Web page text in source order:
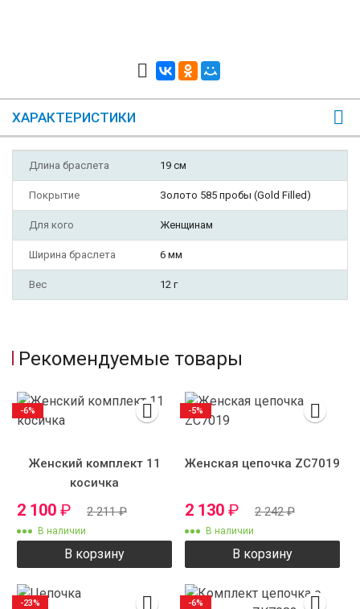
ХАРАКТЕРИСТИКИ
Длина браслета 19 см
Покрытие Золото 585 пробы (Gold Filled)
Для кого Женщинам
Ширина браслета 6 мм
Вес 12 г
Рекомендуемые товары
Женский комплект 11
косичка
2 100 ₽ 2 211₽
В наличии
В корзину
-6%
Женская цепочка ZC7019
2 130 ₽ 2 242₽
В наличии
В корзину
-5%
-23% -6%